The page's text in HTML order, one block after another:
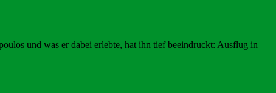
und was er dabei erlebte, hat ihn tief beeindruckt: Ausflug in